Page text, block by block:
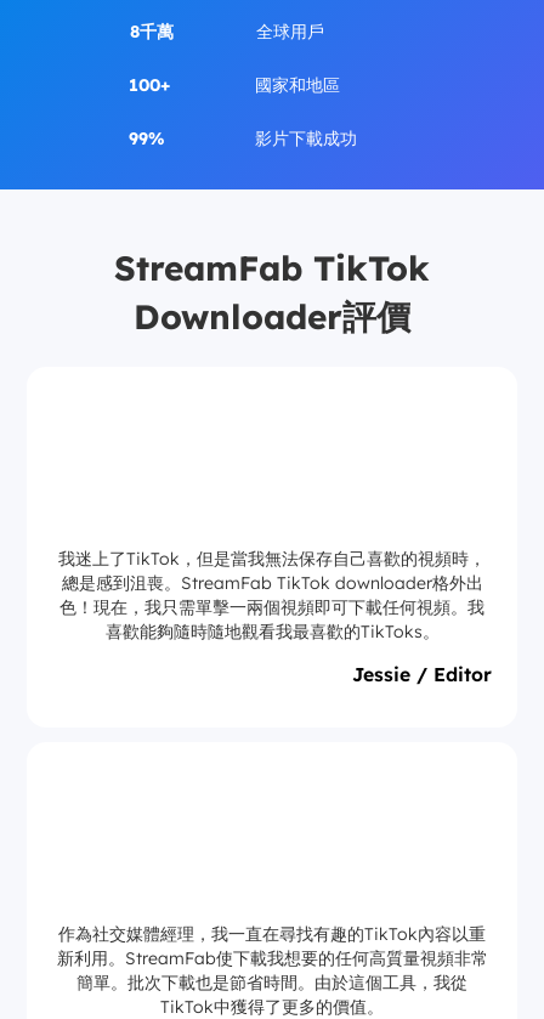
8千萬 全球用戶
100+ 國家和地區
99% 影片下載成功
StreamFab TikTok
Downloader評價
我迷上了TikTok，但是當我無法保存自己喜歡的視頻時，
總是感到沮喪。StreamFab TikTok downloader格外出
色！現在，我只需單擊一兩個視頻即可下載任何視頻。我
喜歡能夠隨時隨地觀看我最喜歡的TikToks。
Jessie / Editor
作為社交媒體經理，我一直在尋找有趣的TikTok內容以重
新利用。StreamFab使下載我想要的任何高質量視頻非常
簡單。批次下載也是節省時間。由於這個工具，我從
TikTok中獲得了更多的價值。